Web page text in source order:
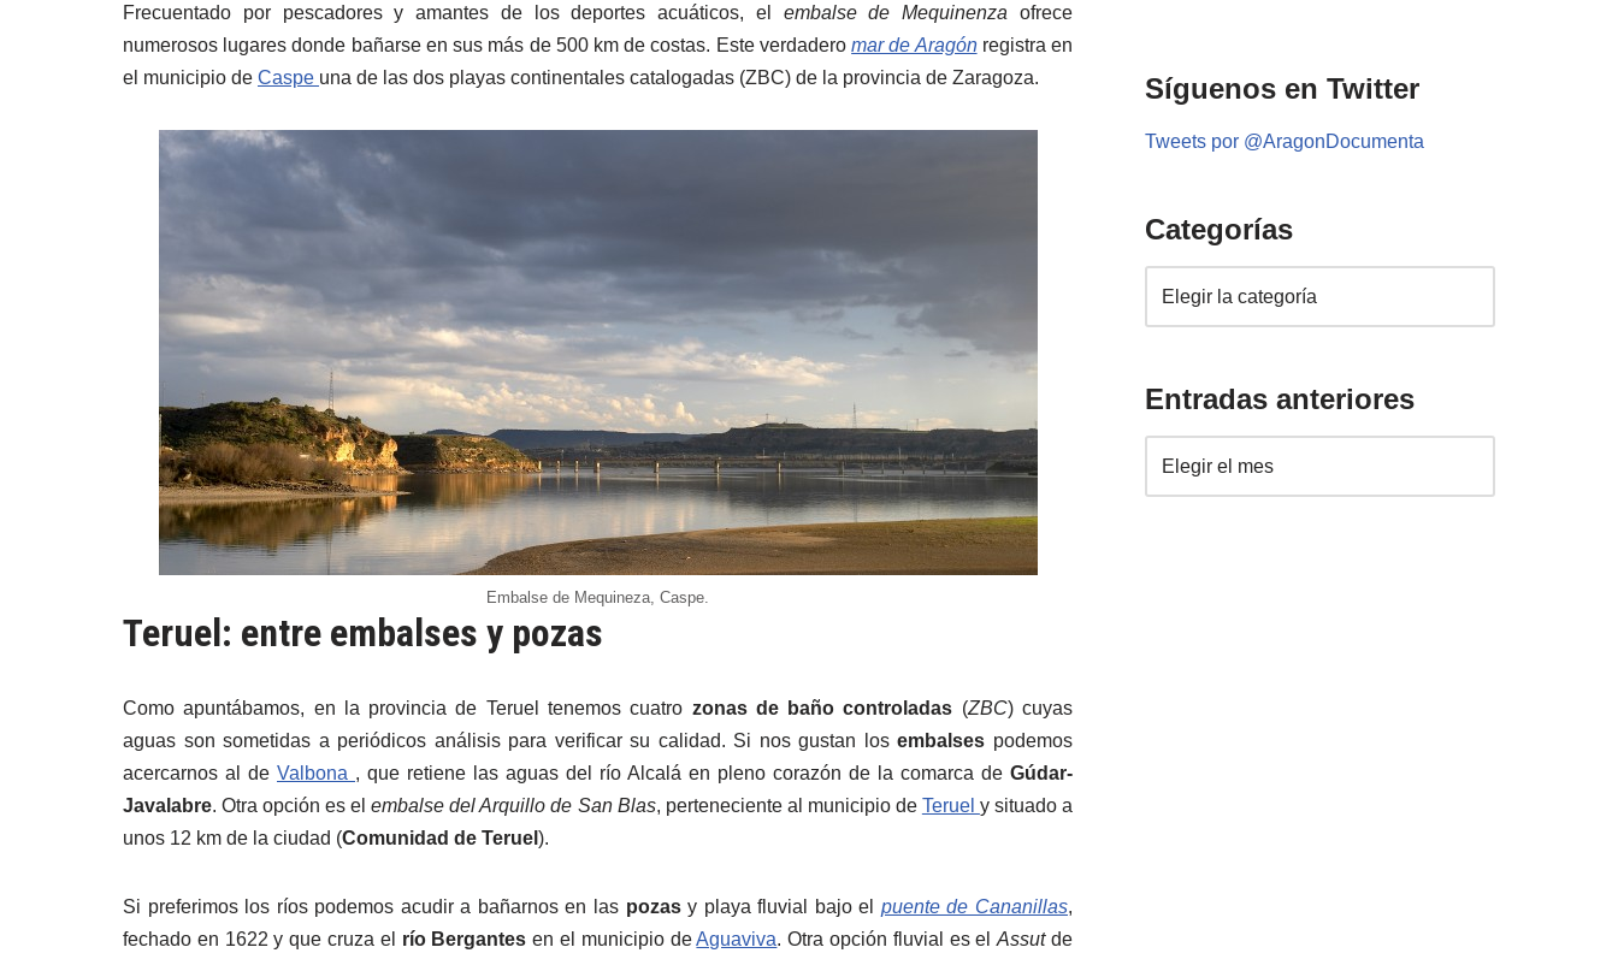
Frecuentado por pescadores y amantes de los deportes acuáticos, el embalse de Mequinenza ofrece
numerosos lugares donde bañarse en sus más de 500 km de costas. Este verdaderomar de Aragónregistra en
el municipio de Caspe una de las dos playas continentales catalogadas (ZBC) de la provincia de Zaragoza.
Embalse de Mequineza, Caspe.
Teruel: entre embalses y pozas
Como apuntábamos, en la provincia de Teruel tenemos cuatro zonas de baño controladas (ZBC) cuyas
aguas son sometidas a periódicos análisis para verificar su calidad. Si nos gustan losembalses podemos
acercarnos al de Valbona , que retiene las aguas del río Alcalá en pleno corazón de la comarca de Gúdar-
Javalabre. Otra opción es elembalse del Arquillo de San Blas, perteneciente al municipio de Teruel y situado a
unos 12 km de la ciudad (Comunidad de Teruel ).
Si preferimos los ríos podemos acudir a bañarnos en las pozasy playa fluvial bajo el puente de Cananillas,
fechado en 1622 y que cruza el río Bergantes en el municipio deAguaviva. Otra opción fluvial es elAssutde
Síguenos en Twitter
Tweets por @AragonDocumenta
Categorías
Entradas anteriores